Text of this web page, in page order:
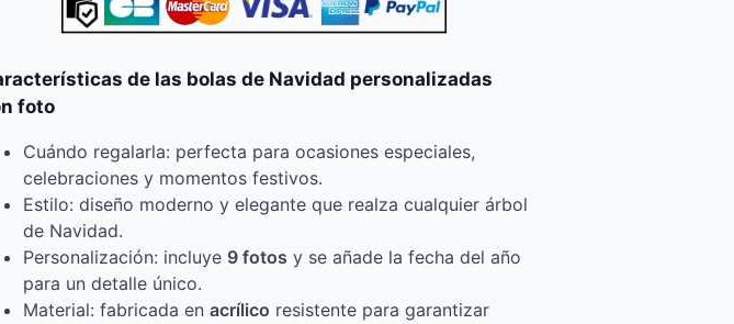
de las bolas de Navidad personalizadas
foto
Cuándo regalarla: perfecta para ocasiones especiales,
celebraciones y momentos festivos.
Estilo: diseño moderno y elegante que realza cualquier árbol
de Navidad.
Personalización: incluye 9 fotos y se añade la fecha del año
para un detalle único.
Material: fabricada en acrílico resistente para garantizar